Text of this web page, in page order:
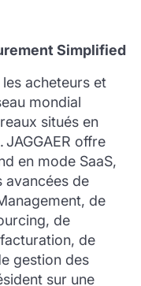
Simplified
acheteurs et
mondial
situés en
JAGGAER offre
en mode SaaS,
avancées de
de
, de
de
gestion des
sur une